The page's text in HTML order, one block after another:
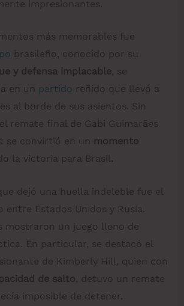
impresionantes.
más memorables fue
brasileño, conocido por su
y defensa implacable, se
en un partido reñido que llevó a
al borde de sus asientos. Sin
remate final de Gabi Guimarães
se convirtió en un momento
la victoria para Brasil.
dejó una huella indeleble fue el
Estados Unidos y Rusia.
mostraron un juego lleno de
En particular, se destacó el
de Kimberly Hill, quien con
de salto , detuvo un remate
imposible de detener.